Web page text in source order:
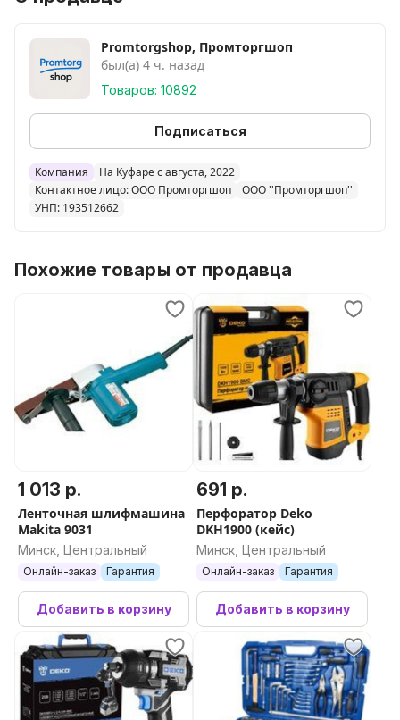
Promtorgshop, Промторгшоп
был(а) 4 ч. назад
Товаров: 10892
Подписаться
Компания
На Куфаре с августа, 2022
Контактное лицо: ООО Промторгшоп
ООО ''Промторгшоп''
УНП: 193512662
Похожие товары от продавца
1 013 р.
Ленточная шлифмашина
Makita 9031
Минск, Центральный
Онлайн-заказ Гарантия
Добавить в корзину
691 р.
Перфоратор Deko
DKH1900 (кейс)
Минск, Центральный
Онлайн-заказ Гарантия
Добавить в корзину